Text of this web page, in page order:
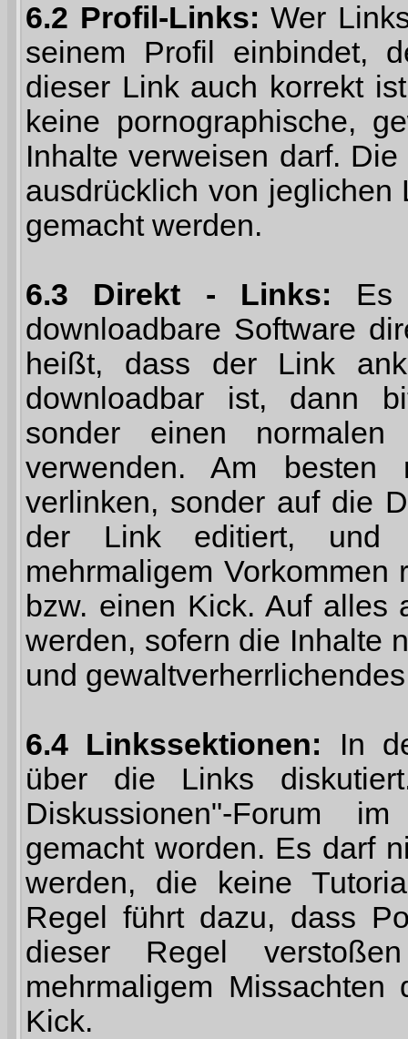
6.2 Profil-Links: Wer
seinem Profil einbindet,
dieser Link auch korrekt
keine pornographische,
Inhalte verweisen darf.
ausdrücklich von jeglichen
gemacht werden.
6.3 Direkt - Links: Es
downloadbare Software
heißt, dass der Link
downloadbar ist, dann
sonder einen
verwenden. Am
verlinken, sonder auf die
der Link editiert, und
mehrmaligem
bzw. einen Kick. Auf alles
werden, sofern die Inhalte
und
6.4 Linkssektionen: In
über die Links
Diskussionen"-Forum
gemacht worden. Es darf
werden, die keine
Regel führt dazu, dass
dieser Regel
mehrmaligem
Kick.